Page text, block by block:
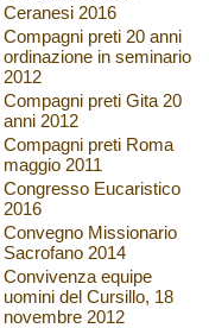
Ceranesi 2016
Compagni preti 20 anni
ordinazione in seminario
2012
Compagni preti Gita 20
anni 2012
Compagni preti Roma
maggio 2011
Congresso Eucaristico
2016
Convegno Missionario
Sacrofano 2014
Convivenza equipe
uomini del Cursillo, 18
novembre 2012